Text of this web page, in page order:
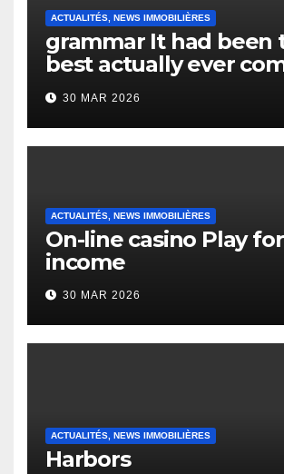
ACTUALITÉS, NEWS IMMOBILIÈRES
grammar It had been
best actually ever
to it’s the top actually?
English Vocabulary
Heap Change
30 MAR 2026
ACTUALITÉS, NEWS IMMOBILIÈRES
On-line casino Play
income
30 MAR 2026
ACTUALITÉS, NEWS IMMOBILIÈRES
Harbors